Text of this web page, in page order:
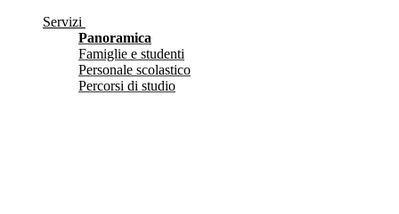
Servizi
Panoramica
Famiglie e studenti
Personale scolastico
Percorsi di studio